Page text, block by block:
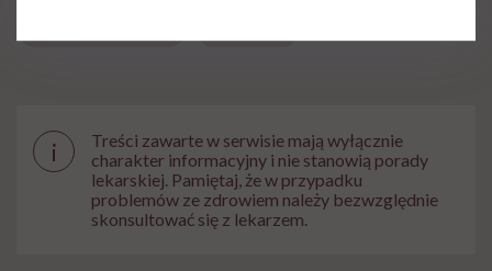
i
Treści zawarte w serwisie mają wyłącznie
charakter informacyjny i nie stanowią porady
lekarskiej. Pamiętaj, że w przypadku
problemów ze zdrowiem należy bezwzględnie
skonsultować się z lekarzem.